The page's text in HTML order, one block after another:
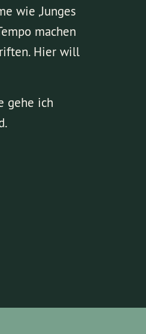
wie ‚Junges
machen
Hier will
gehe ich